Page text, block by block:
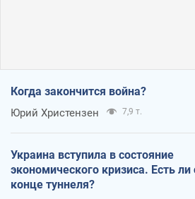
Когда закончится война?
Юрий Христензен 7,9 т.
Украина вступила в состояние
экономического кризиса. Есть ли
конце туннеля?